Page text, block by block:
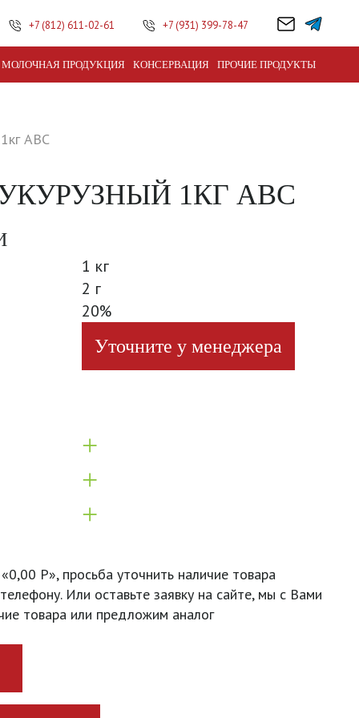
+7 (812) 611-02-61 +7 (931) 399-78-47
МОЛОЧНАЯ ПРОДУКЦИЯ КОНСЕРВАЦИЯ ПРОЧИЕ ПРОДУКТЫ
АВС
1КГ АВС
1 кг
2 г
20%
Уточните у менеджера
+
+
+
Р», просьба уточнить наличие товара
Или оставьте заявку на сайте, мы с Вами
товара или предложим аналог